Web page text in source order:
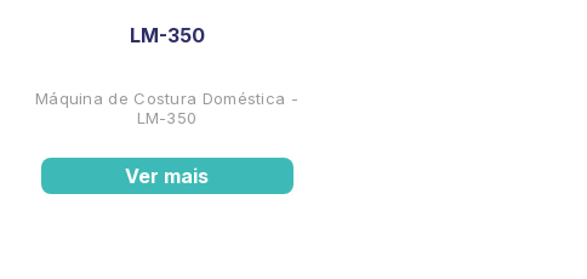
LM-350
Máquina de Costura Doméstica -
LM-350
Ver mais